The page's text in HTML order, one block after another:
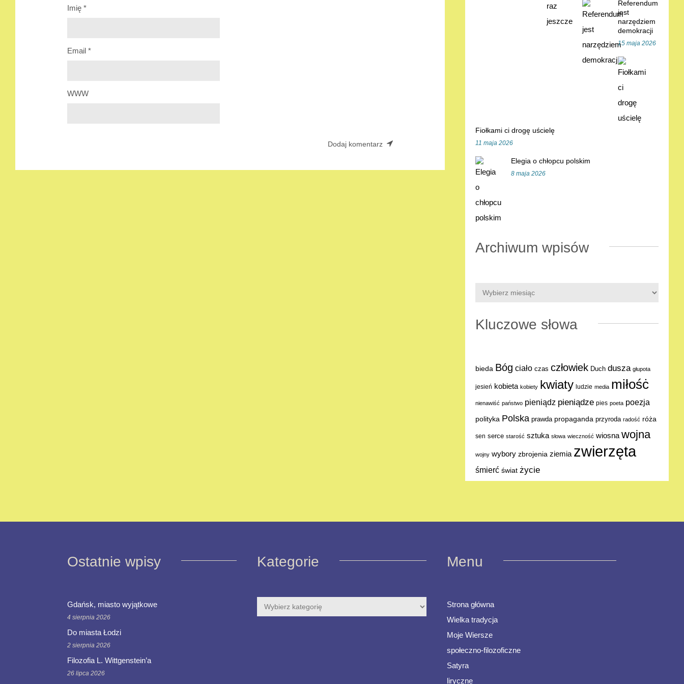
Imię *
Email *
WWW
Referendum
jest
narzędziem
demokracji
15 maja 2026
Fiołkami ci drogę uścielę
11 maja 2026
Elegia o chłopcu polskim
8 maja 2026
Archiwum wpisów
Kluczowe słowa
bieda Bóg ciało czas człowiek Duch dusza głupota
jesień kobieta kobiety kwiaty ludzie media miłośċ
nienawiść państwo pieniądz pieniądze pies poeta poezja
polityka Polska prawda propaganda przyroda radość róża
sen serce starość sztuka słowa wieczność wiosna wojna
wojny wybory zbrojenia ziemia zwierzęta
śmierć świat życie
Ostatnie wpisy
Gdańsk, miasto wyjątkowe
4 sierpnia 2026
Do miasta Łodzi
2 sierpnia 2026
Filozofia L. Wittgenstein’a
26 lipca 2026
Kategorie Menu
Strona główna
Wielka tradycja
Moje Wiersze
społeczno-filozoficzne
Satyra
liryczne